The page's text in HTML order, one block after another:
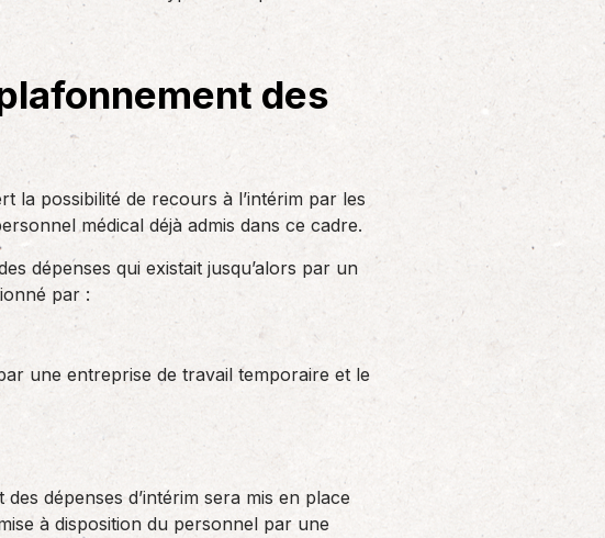
Solutions informatiques
Notre volonté de renforcer l’autonomie
de nos adhérents dans la tenue de leur
comptabilité et le…
des
la possibilité de recours à l’intérim par les
médical déjà admis dans ce cadre.
dépenses qui existait jusqu’alors par un
par :
une entreprise de travail temporaire et le
dépenses d’intérim sera mis en place
à disposition du personnel par une